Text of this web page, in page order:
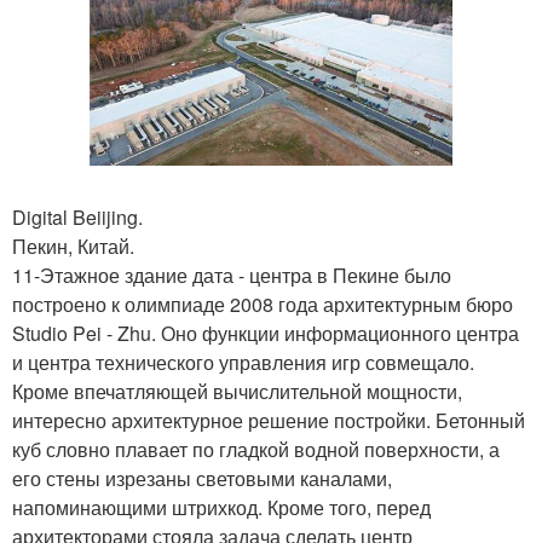
Digital Beiijing.
Пекин, Китай.
11-Этажное здание дата - центра в Пекине было
построено к олимпиаде 2008 года архитектурным бюро
Studio Pei - Zhu. Оно функции информационного центра
и центра технического управления игр совмещало.
Кроме впечатляющей вычислительной мощности,
интересно архитектурное решение постройки. Бетонный
куб словно плавает по гладкой водной поверхности, а
его стены изрезаны световыми каналами,
напоминающими штрихкод. Кроме того, перед
архитекторами стояла задача сделать центр